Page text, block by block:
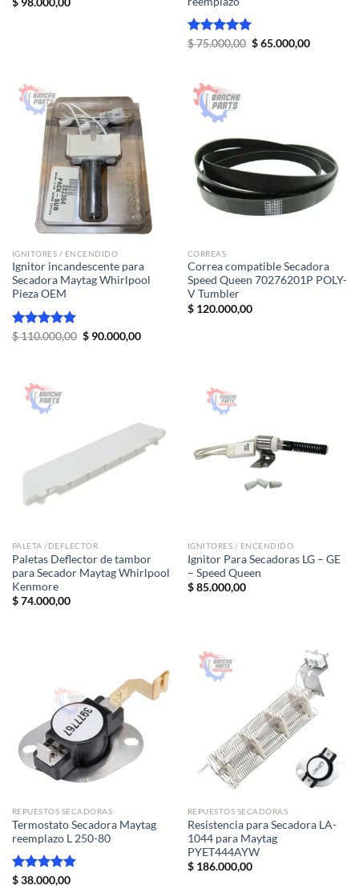
Valorado
$75.000,00 El
$65.000,00El
IGNITORES / ENCENDIDO
Ignitor incandescente para
Secadora Maytag Whirlpool
Pieza OEM
Valorado
$110.000,00 El
$90.000,00El
CORREAS
Correa compatible Secadora
Speed Queen 70276201P POLY-
V Tumbler
$120.000,00
PALETA /DEFLECTOR
Paletas Deflector de tambor
para Secador Maytag Whirlpool
Kenmore
$74.000,00
IGNITORES / ENCENDIDO
Ignitor Para Secadoras LG – GE
– Speed Queen
$85.000,00
REPUESTOS SECADORAS
Termostato Secadora Maytag
reemplazo L 250-80
Valorado
$38.000,00
REPUESTOS SECADORAS
Resistencia para Secadora LA-
1044 para Maytag
PYET444AYW
$186.000,00